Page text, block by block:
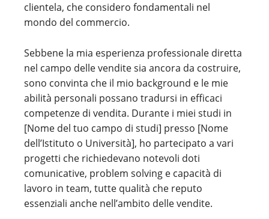
clientela, che considero fondamentali nel
mondo del commercio.
Sebbene la mia esperienza professionale diretta
nel campo delle vendite sia ancora da costruire,
sono convinta che il mio background e le mie
abilità personali possano tradursi in efficaci
competenze di vendita. Durante i miei studi in
[Nome del tuo campo di studi] presso [Nome
dell’Istituto o Università], ho partecipato a vari
progetti che richiedevano notevoli doti
comunicative, problem solving e capacità di
lavoro in team, tutte qualità che reputo
essenziali anche nell’ambito delle vendite.